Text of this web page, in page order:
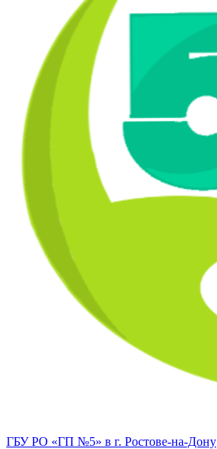
ГБУ РО «ГП №5» в г. Ростове-на-Дону